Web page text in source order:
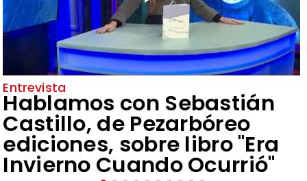
Entrevista
Hablamos con Sebastián
Castillo, de Pezarbóreo
ediciones, sobre libro "Era
Invierno Cuando Ocurrió"